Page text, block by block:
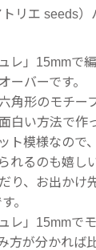
リエ seeds）
レ」15mmで
ーバーです。
角形のモチー
白い方法で作
ト模様なので
れるのも嬉し
り、お出かけ
。
レ」15mmで
方が分かれば